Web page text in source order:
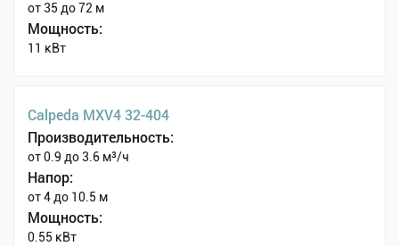
от 35 до 72 м
Мощность:
11 кВт
Calpeda MXV4 32-404
Производительность:
от 0.9 до 3.6 м³/ч
Напор:
от 4 до 10.5 м
Мощность:
0.55 кВт